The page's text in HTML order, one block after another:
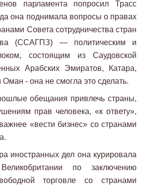
парламента попросил Трасс
она поднимала вопросы о правах
Совета сотрудничества стран
(ССАГПЗ) — политическим и
состоящим из Саудовской
Арабских Эмиратов, Катара,
Оман - она не смогла это сделать.
обещания привлечь страны,
прав человека, «к ответу»,
«вести бизнес» со странами
иностранных дел она курировала
по заключению
торговле со странами